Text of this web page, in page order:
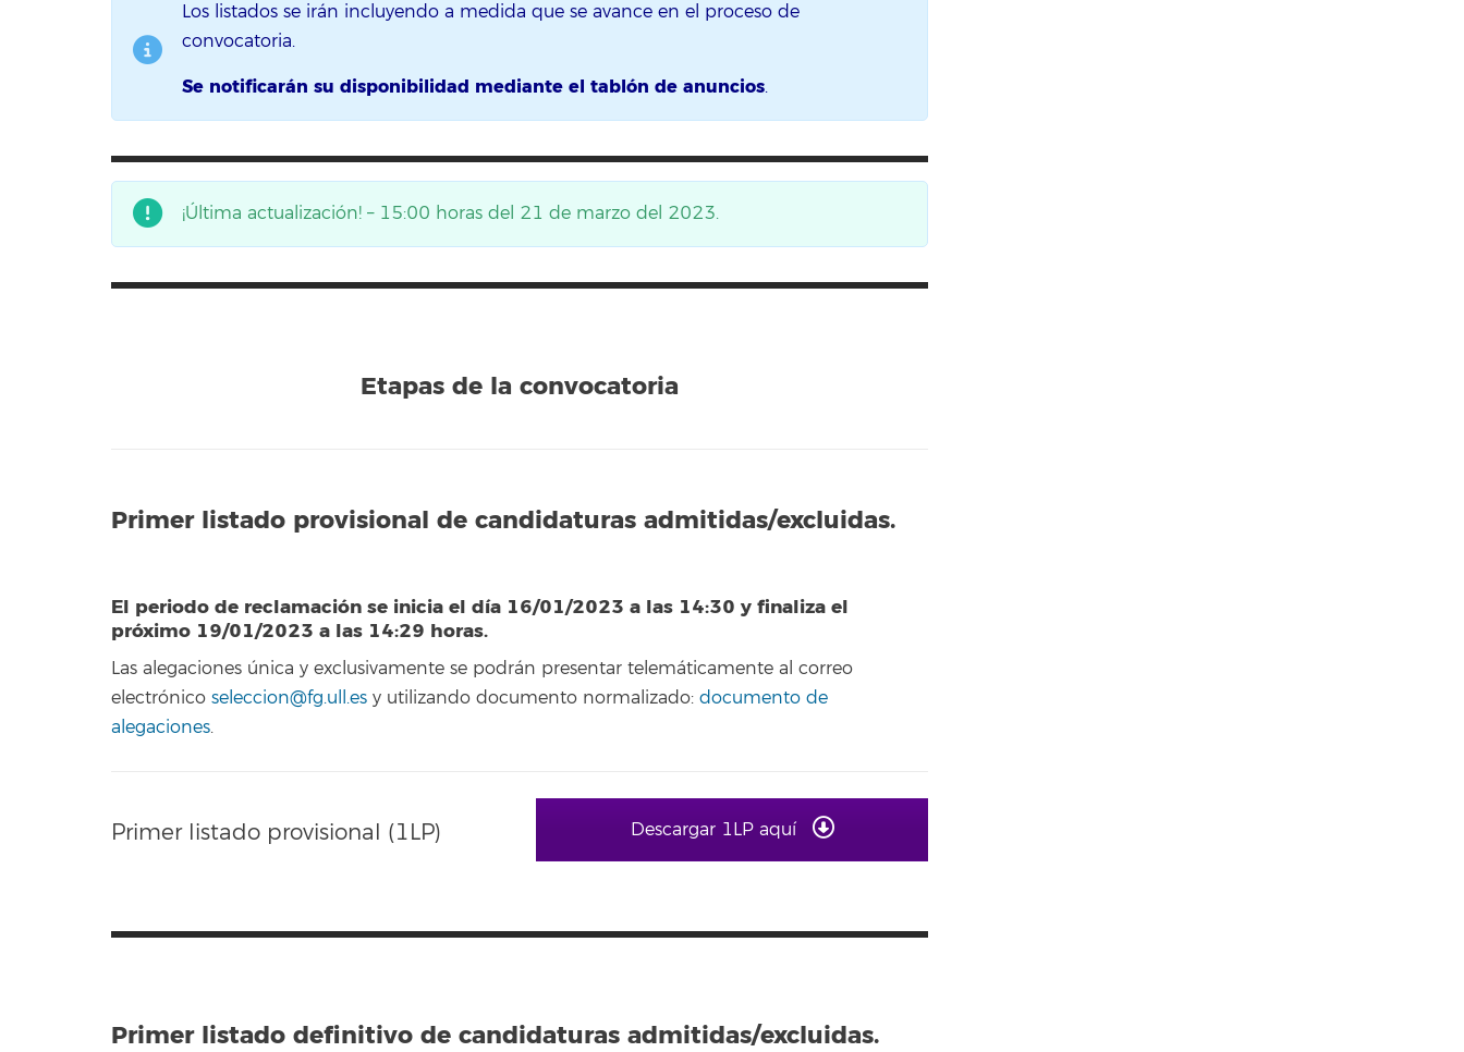
Los listados se irán incluyendo a medida que se avance en el proceso de
convocatoria.
Se notificarán su disponibilidad mediante el tablón de anuncios.
¡Última actualización! – 15:00 horas del 21 de marzo del 2023.
Etapas de la convocatoria
Primer listado provisional de candidaturas admitidas/excluidas.
El periodo de reclamación se inicia el día 16/01/2023 a las 14:30 y finaliza el
próximo 19/01/2023 a las 14:29 horas.
Las alegaciones única y exclusivamente se podrán presentar telemáticamente al correo
electrónico seleccion@fg.ull.es y utilizando documento normalizado: documento de
alegaciones.
Primer listado provisional (1LP) Descargar 1LP aquí
Primer listado definitivo de candidaturas admitidas/excluidas.